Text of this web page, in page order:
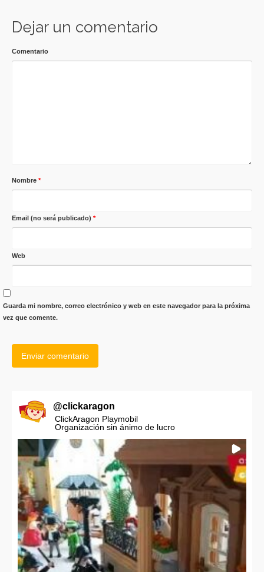
Dejar un comentario
Comentario
Nombre *
Email (no será publicado) *
Web
Guarda mi nombre, correo electrónico y web en este navegador para la próxima
vez que comente.
@clickaragon
ClickAragon Playmobil
Organización sin ánimo de lucro